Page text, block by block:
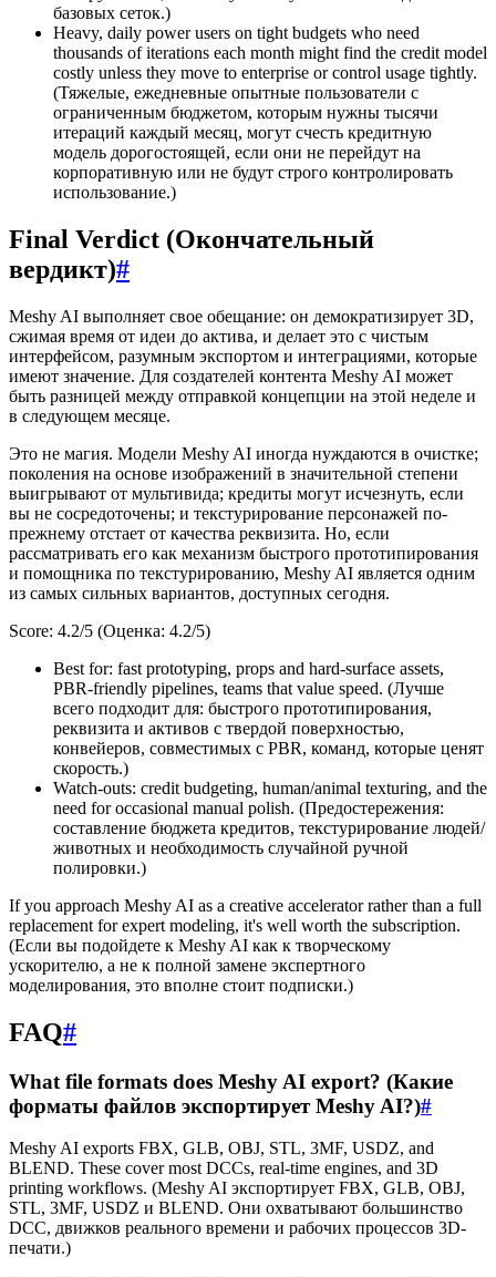
базовых сеток.)
Heavy, daily power users on tight budgets who need
thousands of iterations each month might find the credit model
costly unless they move to enterprise or control usage tightly.
(Тяжелые, ежедневные опытные пользователи с
ограниченным бюджетом, которым нужны тысячи
итераций каждый месяц, могут счесть кредитную
модель дорогостоящей, если они не перейдут на
корпоративную или не будут строго контролировать
использование.)
Final Verdict (Окончательный
вердикт)#
Meshy AI выполняет свое обещание: он демократизирует 3D,
сжимая время от идеи до актива, и делает это с чистым
интерфейсом, разумным экспортом и интеграциями, которые
имеют значение. Для создателей контента Meshy AI может
быть разницей между отправкой концепции на этой неделе и
в следующем месяце.
Это не магия. Модели Meshy AI иногда нуждаются в очистке;
поколения на основе изображений в значительной степени
выигрывают от мультивида; кредиты могут исчезнуть, если
вы не сосредоточены; и текстурирование персонажей по-
прежнему отстает от качества реквизита. Но, если
рассматривать его как механизм быстрого прототипирования
и помощника по текстурированию, Meshy AI является одним
из самых сильных вариантов, доступных сегодня.
Score: 4.2/5 (Оценка: 4.2/5)
Best for: fast prototyping, props and hard-surface assets,
PBR-friendly pipelines, teams that value speed. (Лучше
всего подходит для: быстрого прототипирования,
реквизита и активов с твердой поверхностью,
конвейеров, совместимых с PBR, команд, которые ценят
скорость.)
Watch-outs: credit budgeting, human/animal texturing, and the
need for occasional manual polish. (Предостережения:
составление бюджета кредитов, текстурирование людей/
животных и необходимость случайной ручной
полировки.)
If you approach Meshy AI as a creative accelerator rather than a full
replacement for expert modeling, it's well worth the subscription.
(Если вы подойдете к Meshy AI как к творческому
ускорителю, а не к полной замене экспертного
моделирования, это вполне стоит подписки.)
FAQ#
What file formats does Meshy AI export? (Какие
форматы файлов экспортирует Meshy AI?)#
Meshy AI exports FBX, GLB, OBJ, STL, 3MF, USDZ, and
BLEND. These cover most DCCs, real-time engines, and 3D
printing workflows. (Meshy AI экспортирует FBX, GLB, OBJ,
STL, 3MF, USDZ и BLEND. Они охватывают большинство
DCC, движков реального времени и рабочих процессов 3D-
печати.)